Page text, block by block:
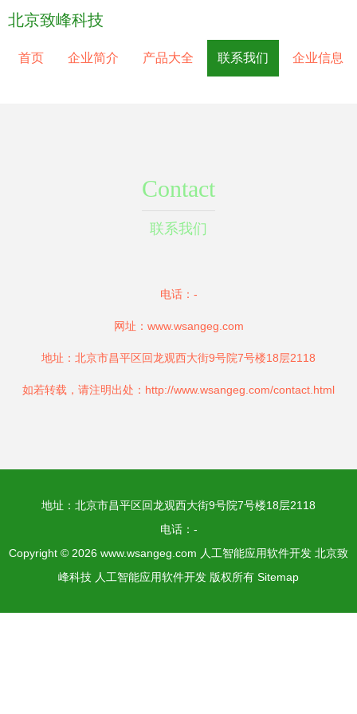
北京致峰科技
首页 企业简介 产品大全 联系我们 企业信息
Contact
联系我们
电话：-
网址： www.wsangeg.com
地址：北京市昌平区回龙观西大街9号院7号楼18层2118
如若转载，请注明出处：http://www.wsangeg.com/contact.html
地址：北京市昌平区回龙观西大街9号院7号楼18层2118
电话：-
Copyright © 2026 www.wsangeg.com 人工智能应用软件开发 北京致
峰科技 人工智能应用软件开发 版权所有 Sitemap